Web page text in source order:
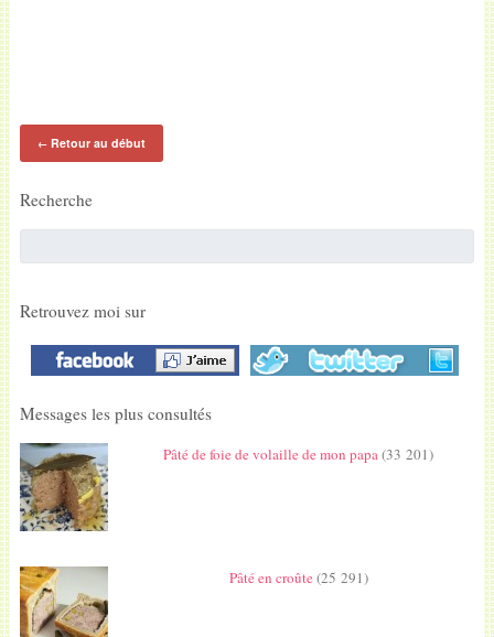
←Retour au début
Recherche
Retrouvez moi sur
Messages les plus consultés
Pâté de foie de volaille de mon papa (33 201)
Pâté en croûte(25 291)